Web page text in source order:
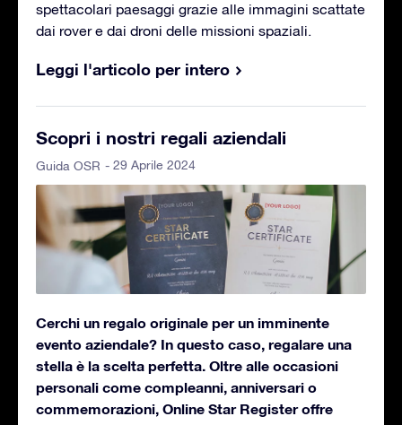
spettacolari paesaggi grazie alle immagini scattate
dai rover e dai droni delle missioni spaziali.
Leggi l'articolo per intero
Scopri i nostri regali aziendali
Guida OSR - 29 Aprile 2024
Cerchi un regalo originale per un imminente
evento aziendale? In questo caso, regalare una
stella è la scelta perfetta. Oltre alle occasioni
personali come compleanni, anniversari o
commemorazioni, Online Star Register offre